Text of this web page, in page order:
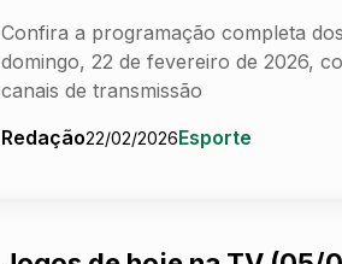
Confira a programação completa
domingo, 22 de fevereiro de 2026,
canais de transmissão
Redação22/02/2026Esporte